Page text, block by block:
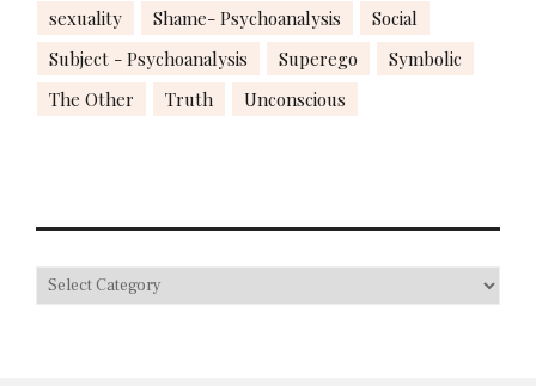
sexuality Shame- Psychoanalysis
Social
Subject - Psychoanalysis
Superego
Symbolic
The Other
Truth Unconscious